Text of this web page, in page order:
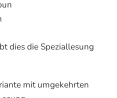
dies die Speziallesung
mit umgekehrten